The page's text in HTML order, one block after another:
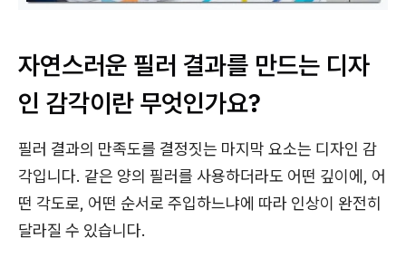
자연스러운 필러 결과를 만드는 디자
인 감각이란 무엇인가요?
필러 결과의 만족도를 결정짓는 마지막 요소는 디자인 감
각입니다. 같은 양의 필러를 사용하더라도 어떤 깊이에, 어
떤 각도로, 어떤 순서로 주입하느냐에 따라 인상이 완전히
달라질 수 있습니다.